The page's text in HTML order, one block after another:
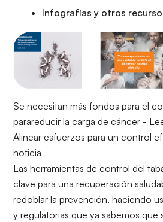
Infografías y otros
Se necesitan más fondos para el
parareducir la carga de cáncer -
Alinear esfuerzos para un control
noticia
Las herramientas de control del
clave para una recuperación
redoblar la prevención, haciendo
y regulatorias que ya sabemos que